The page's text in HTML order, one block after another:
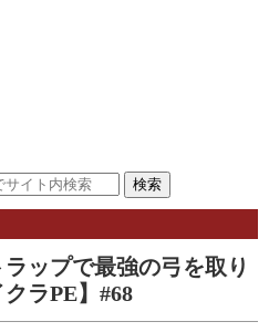
ップで最強の弓を取り
ラPE】#68